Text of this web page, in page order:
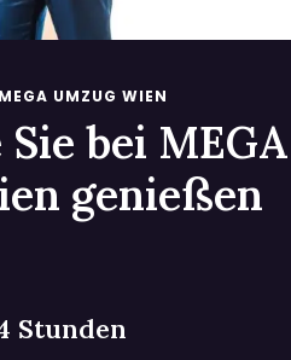
UMZUG WIEN
bei MEGA
genießen
Stunden